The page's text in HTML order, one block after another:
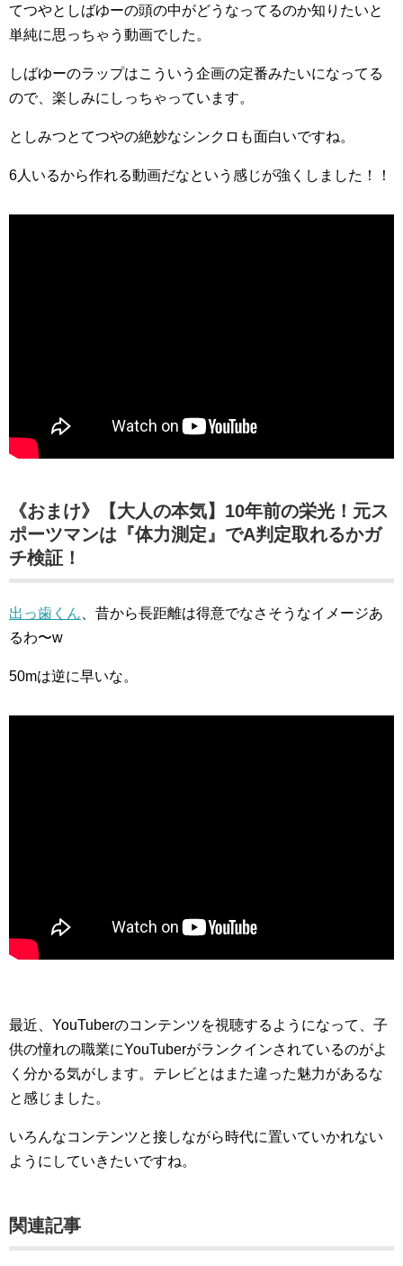
てつやとしばゆーの頭の中がどうなってるのか知りたいと
単純に思っちゃう動画でした。
しばゆーのラップはこういう企画の定番みたいになってる
ので、楽しみにしっちゃっています。
としみつとてつやの絶妙なシンクロも面白いですね。
6人いるから作れる動画だなという感じが強くしました！！
《おまけ》【大人の本気】10年前の栄光！元ス
ポーツマンは『体力測定』でA判定取れるかガ
チ検証！
出っ歯くん 、昔から長距離は得意でなさそうなイメージあ
るわ〜w
50mは逆に早いな。
最近、YouTuberのコンテンツを視聴するようになって、子
供の憧れの職業にYouTuberがランクインされているのがよ
く分かる気がします。テレビとはまた違った魅力があるな
と感じました。
いろんなコンテンツと接しながら時代に置いていかれない
ようにしていきたいですね。
関連記事